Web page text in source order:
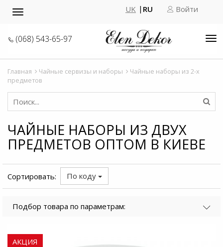
Toggle
UK RU Войти
(068) 543-65-97
Главная Чайные сервизы и наборы
Чайные наборы из 2-х
предметов
ЧАЙНЫЕ НАБОРЫ ИЗ ДВУХ
ПРЕДМЕТОВ ОПТОМ В КИЕВЕ
Сортировать: По коду
Подбор товара по параметрам:
АКЦИЯ